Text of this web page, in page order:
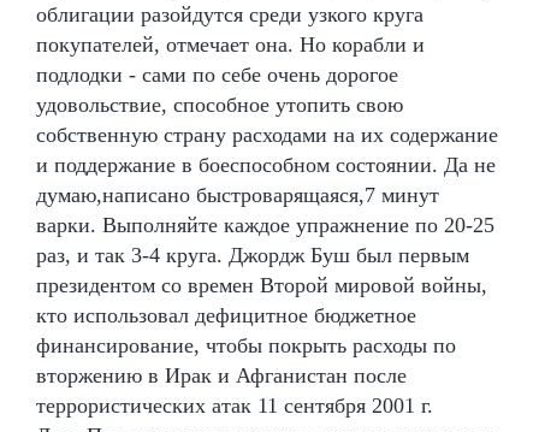
облигации разойдутся среди узкого круга
покупателей, отмечает она. Но корабли и
подлодки - сами по себе очень дорогое
удовольствие, способное утопить свою
собственную страну расходами на их содержание
и поддержание в боеспособном состоянии. Да не
думаю,написано быстроварящаяся,7 минут
варки. Выполняйте каждое упражнение по 20-25
раз, и так 3-4 круга. Джордж Буш был первым
президентом со времен Второй мировой войны,
кто использовал дефицитное бюджетное
финансирование, чтобы покрыть расходы по
вторжению в Ирак и Афганистан после
террористических атак 11 сентября 2001 г.